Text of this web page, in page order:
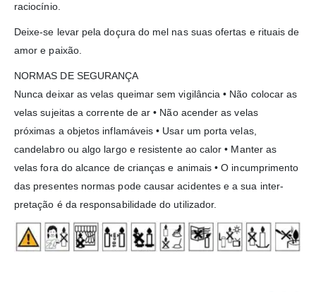
raciocínio.
Deixe-se levar pela doçura do mel nas suas ofertas e rituais de
amor e paixão.
NORMAS DE SEGURANÇA
Nunca deixar as velas queimar sem vigilância • Não colocar as
velas sujeitas a corrente de ar • Não acender as velas
próximas a objetos inflamáveis • Usar um porta velas,
candelabro ou algo largo e resistente ao calor • Manter as
velas fora do alcan­ce de crianças e animais • O incumprimento
das presen­tes normas pode causar acidentes e a sua inter­
pretação é da responsabilidade do utilizador.